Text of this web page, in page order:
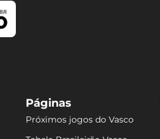
Páginas
Próximos jogos do Vasco